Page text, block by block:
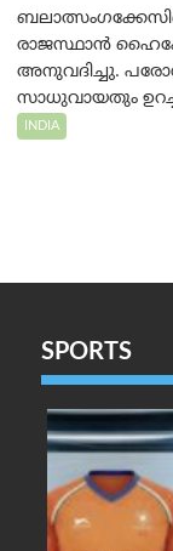
രാജസ്ഥാൻ
അനുവദിച്ചു.
സാധുവായതും
INDIA
SPORTS